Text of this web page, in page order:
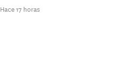
Hace 17 horas